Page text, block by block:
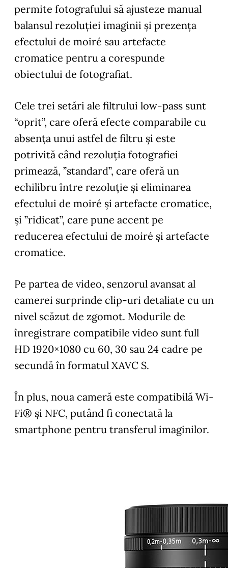
permite fotografului să ajusteze manual
balansul rezoluției imaginii și prezența
efectului de moiré sau artefacte
cromatice pentru a corespunde
obiectului de fotografiat.
Cele trei setări ale filtrului low-pass sunt
“oprit”, care oferă efecte comparabile cu
absența unui astfel de filtru și este
potrivită când rezoluția fotografiei
primează, ”standard”, care oferă un
echilibru între rezoluție și eliminarea
efectului de moiré și artefacte cromatice,
și ”ridicat”, care pune accent pe
reducerea efectului de moiré și artefacte
cromatice.
Pe partea de video, senzorul avansat al
camerei surprinde clip-uri detaliate cu un
nivel scăzut de zgomot. Modurile de
înregistrare compatibile video sunt full
HD 1920×1080 cu 60, 30 sau 24 cadre pe
secundă în formatul XAVC S.
În plus, noua cameră este compatibilă Wi-
Fi® și NFC, putând fi conectată la
smartphone pentru transferul imaginilor.